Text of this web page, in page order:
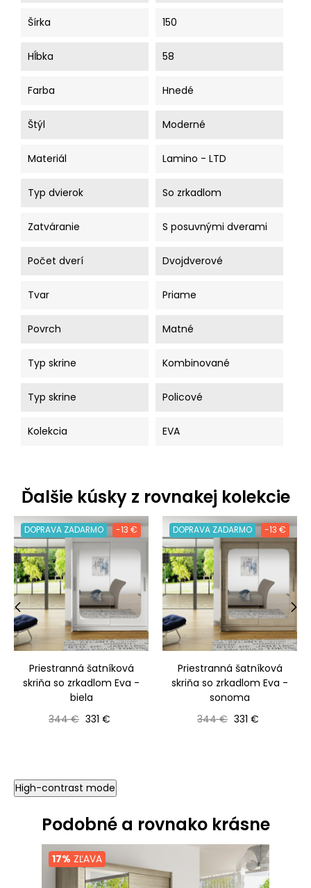
Šírka 150
Hĺbka 58
Farba Hnedé
Štýl Moderné
Materiál Lamino - LTD
Typ dvierok So zrkadlom
Zatváranie S posuvnými dverami
Počet dverí Dvojdverové
Tvar Priame
Povrch Matné
Typ skrine Kombinované
Typ skrine Policové
Kolekcia EVA
Ďalšie kúsky z rovnakej kolekcie
DOPRAVA ZADARMO -13 €
Priestranná šatníková
skriňa so zrkadlom Eva -
biela
Bežná cena
344 € Cena
331 €
DOPRAVA ZADARMO -13 €
Priestranná šatníková
skriňa so zrkadlom Eva -
sonoma
Bežná cena
344 € Cena
331 €
‹ ›
High-contrast mode
Podobné a rovnako krásne
17% ZĽAVA